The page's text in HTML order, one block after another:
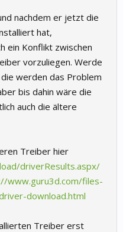
nachdem er jetzt die
hat,
ein Konflikt zwischen
vorzuliegen. Werde
werden das Problem
bis dahin wäre die
auch die ältere
Treiber hier
driverResults.aspx/
www.guru3d.com/files-
download.html
Treiber erst